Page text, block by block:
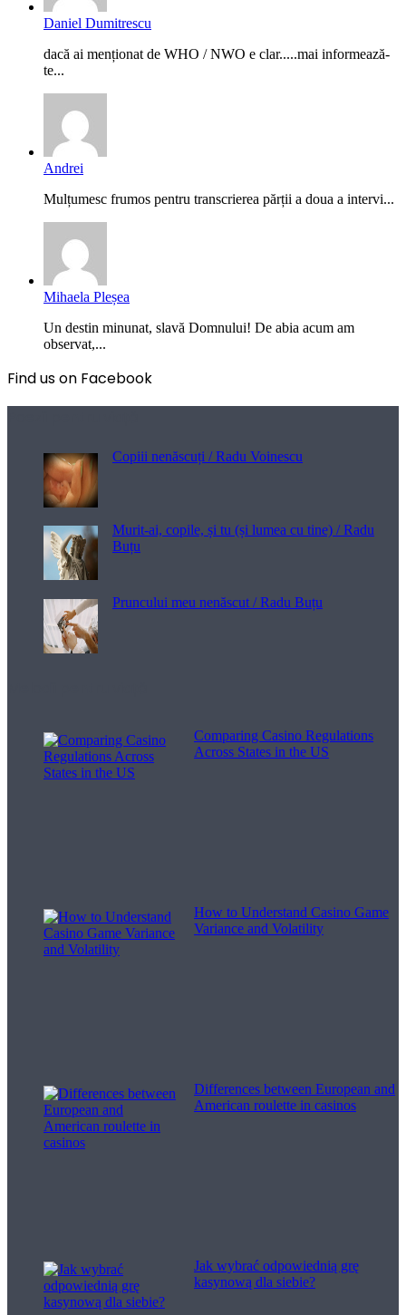
Daniel Dumitrescu
dacă ai menționat de WHO / NWO e clar.....mai informează-
te...
Andrei
Mulțumesc frumos pentru transcrierea părții a doua a intervi...
Mihaela Pleșea
Un destin minunat, slavă Domnului! De abia acum am
observat,...
Find us on Facebook
Copiii nenăscuți / Radu Voinescu
Murit-ai, copile, și tu (și lumea cu tine) / Radu
Buțu
Pruncului meu nenăscut / Radu Buțu
Comparing Casino Regulations
Across States in the US
How to Understand Casino Game
Variance and Volatility
Differences between European and
American roulette in casinos
Jak wybrać odpowiednią grę
kasynową dla siebie?